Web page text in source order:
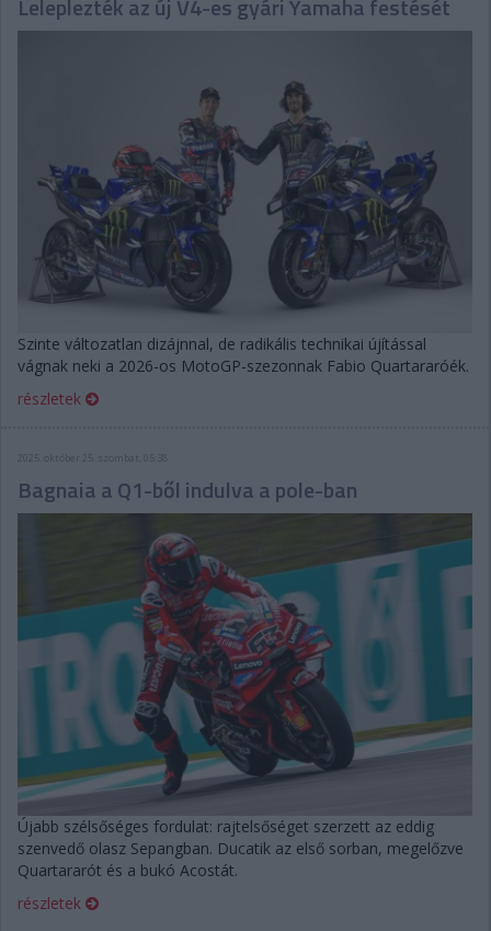
Leleplezték az új V4-es gyári Yamaha festését
Szinte változatlan dizájnnal, de radikális technikai újítással
vágnak neki a 2026-os MotoGP-szezonnak Fabio Quartararóék.
részletek
2025. október 25. szombat, 05:38
Bagnaia a Q1-ből indulva a pole-ban
Újabb szélsőséges fordulat: rajtelsőséget szerzett az eddig
szenvedő olasz Sepangban. Ducatik az első sorban, megelőzve
Quartararót és a bukó Acostát.
részletek